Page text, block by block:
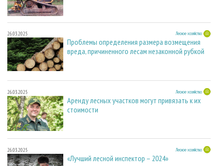
26.03.2025 Лесное хозяйство
Проблемы определения размера возмещения
вреда, причиненного лесам незаконной рубкой
26.03.2025 Лесное хозяйство
Аренду лесных участков могут привязать к их
стоимости
26.03.2025 Лесное хозяйство
«Лучший лесной инспектор – 2024»